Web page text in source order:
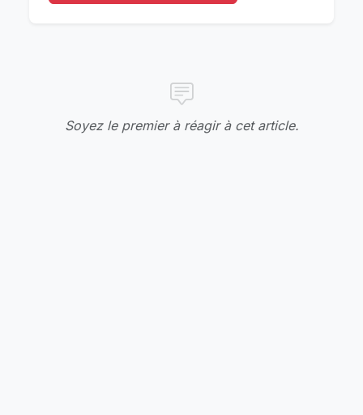
Soyez le premier à réagir à cet article.